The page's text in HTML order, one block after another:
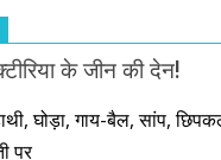
के जीन की देन!
घोड़ा, गाय-बैल, सांप,
पर